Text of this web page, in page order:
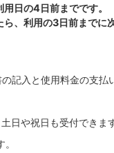
日の4日前までです。
、利用の3日前までに
記入と使用料金の支払
日や祝日も受付できます